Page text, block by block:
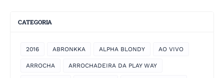
CATEGORIA
2016 ABRONKKA ALPHA BLONDY AO VIVO
ARROCHA ARROCHADEIRA DA PLAY WAY